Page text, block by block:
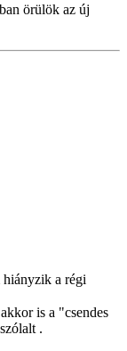
örülök az új
hiányzik a régi
is a "csendes
.